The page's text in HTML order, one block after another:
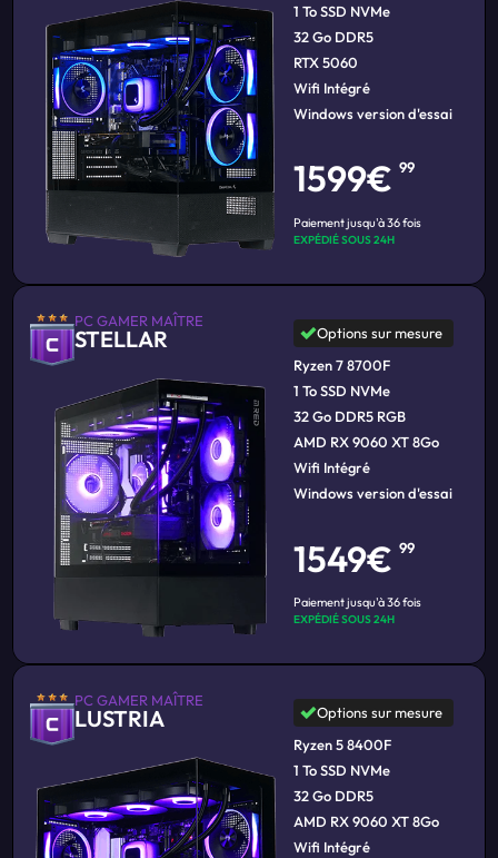
1 To SSD NVMe
32 Go DDR5
RTX 5060
Wifi Intégré
Windows version d'essai
1599€99
Paiement jusqu'à 36 fois
EXPÉDIÉ SOUS 24H
PC GAMER MAÎTRE
STELLAR
Options sur mesure
Ryzen 7 8700F
1 To SSD NVMe
32 Go DDR5 RGB
AMD RX 9060 XT 8Go
Wifi Intégré
Windows version d'essai
1549€99
Paiement jusqu'à 36 fois
EXPÉDIÉ SOUS 24H
PC GAMER MAÎTRE
LUSTRIA
Options sur mesure
Ryzen 5 8400F
1 To SSD NVMe
32 Go DDR5
AMD RX 9060 XT 8Go
Wifi Intégré